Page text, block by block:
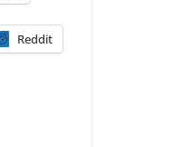
Reddit